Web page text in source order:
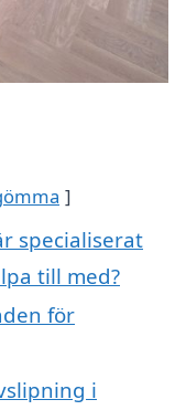
specialiserat
till med?
för
i